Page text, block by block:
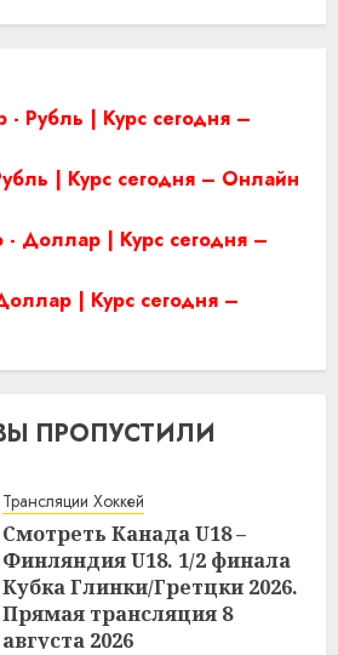
Рубль | Курс сегодня –
| Курс сегодня – Онлайн
- Доллар | Курс сегодня –
| Курс сегодня –
ПРОПУСТИЛИ
Трансляции Хоккей
Смотреть Канада U18 –
Финляндия U18. 1/2 финала
Кубка Глинки/Гретцки 2026.
Прямая трансляция 8
августа 2026